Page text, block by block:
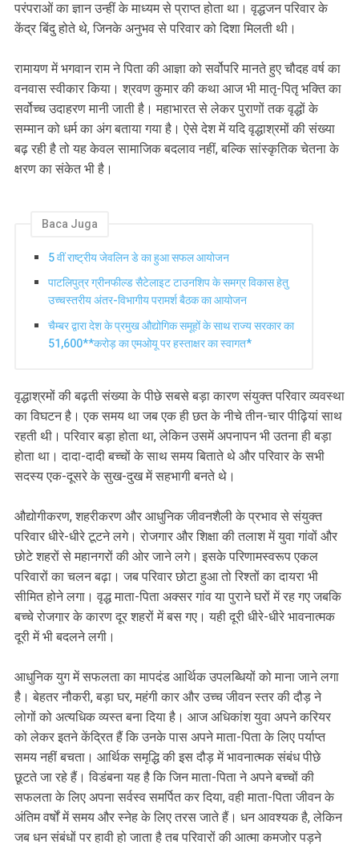
परंपराओं का ज्ञान उन्हीं के माध्यम से प्राप्त होता था। वृद्धजन परिवार के
केंद्र बिंदु होते थे, जिनके अनुभव से परिवार को दिशा मिलती थी।
रामायण में भगवान राम ने पिता की आज्ञा को सर्वोपरि मानते हुए चौदह वर्ष का
वनवास स्वीकार किया। श्रवण कुमार की कथा आज भी मातृ-पितृ भक्ति का
सर्वोच्च उदाहरण मानी जाती है। महाभारत से लेकर पुराणों तक वृद्धों के
सम्मान को धर्म का अंग बताया गया है। ऐसे देश में यदि वृद्धाश्रमों की संख्या
बढ़ रही है तो यह केवल सामाजिक बदलाव नहीं, बल्कि सांस्कृतिक चेतना के
क्षरण का संकेत भी है।
Baca Juga
5 वीं राष्ट्रीय जेवलिन डे का हुआ सफल आयोजन
पाटलिपुत्र ग्रीनफील्ड सैटेलाइट टाउनशिप के समग्र विकास हेतु
उच्चस्तरीय अंतर-विभागीय परामर्श बैठक का आयोजन
चैम्बर द्वारा देश के प्रमुख औद्योगिक समूहों के साथ राज्य सरकार का
51,600**करोड़ का एमओयू पर हस्ताक्षर का स्वागत*
वृद्धाश्रमों की बढ़ती संख्या के पीछे सबसे बड़ा कारण संयुक्त परिवार व्यवस्था
का विघटन है। एक समय था जब एक ही छत के नीचे तीन-चार पीढ़ियां साथ
रहती थी। परिवार बड़ा होता था, लेकिन उसमें अपनापन भी उतना ही बड़ा
होता था। दादा-दादी बच्चों के साथ समय बिताते थे और परिवार के सभी
सदस्य एक-दूसरे के सुख-दुख में सहभागी बनते थे।
औद्योगीकरण, शहरीकरण और आधुनिक जीवनशैली के प्रभाव से संयुक्त
परिवार धीरे-धीरे टूटने लगे। रोजगार और शिक्षा की तलाश में युवा गांवों और
छोटे शहरों से महानगरों की ओर जाने लगे। इसके परिणामस्वरूप एकल
परिवारों का चलन बढ़ा। जब परिवार छोटा हुआ तो रिश्तों का दायरा भी
सीमित होने लगा। वृद्ध माता-पिता अक्सर गांव या पुराने घरों में रह गए जबकि
बच्चे रोजगार के कारण दूर शहरों में बस गए। यही दूरी धीरे-धीरे भावनात्मक
दूरी में भी बदलने लगी।
आधुनिक युग में सफलता का मापदंड आर्थिक उपलब्धियों को माना जाने लगा
है। बेहतर नौकरी, बड़ा घर, महंगी कार और उच्च जीवन स्तर की दौड़ ने
लोगों को अत्यधिक व्यस्त बना दिया है। आज अधिकांश युवा अपने करियर
को लेकर इतने केंद्रित हैं कि उनके पास अपने माता-पिता के लिए पर्याप्त
समय नहीं बचता। आर्थिक समृद्धि की इस दौड़ में भावनात्मक संबंध पीछे
छूटते जा रहे हैं। विडंबना यह है कि जिन माता-पिता ने अपने बच्चों की
सफलता के लिए अपना सर्वस्व समर्पित कर दिया, वही माता-पिता जीवन के
अंतिम वर्षों में समय और स्नेह के लिए तरस जाते हैं। धन आवश्यक है, लेकिन
जब धन संबंधों पर हावी हो जाता है तब परिवारों की आत्मा कमजोर पड़ने